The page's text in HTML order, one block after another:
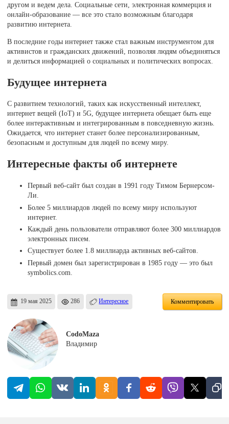
другом и ведем дела. Социальные сети, электронная коммерция и
онлайн-образование — все это стало возможным благодаря
развитию интернета.
В последние годы интернет также стал важным инструментом для
активистов и гражданских движений, позволяя людям объединяться
и делиться информацией о социальных и политических вопросах.
Будущее интернета
С развитием технологий, таких как искусственный интеллект,
интернет вещей (IoT) и 5G, будущее интернета обещает быть еще
более интерактивным и интегрированным в повседневную жизнь.
Ожидается, что интернет станет более персонализированным,
безопасным и доступным для людей по всему миру.
Интересные факты об интернете
Первый веб-сайт был создан в 1991 году Тимом Бернерсом-
Ли.
Более 5 миллиардов людей по всему миру используют
интернет.
Каждый день пользователи отправляют более 300 миллиардов
электронных писем.
Существует более 1.8 миллиарда активных веб-сайтов.
Первый домен был зарегистрирован в 1985 году — это был
symbolics.com.
19 мая 2025 286 Интересное Комментировать
CodoMaza
Владимир